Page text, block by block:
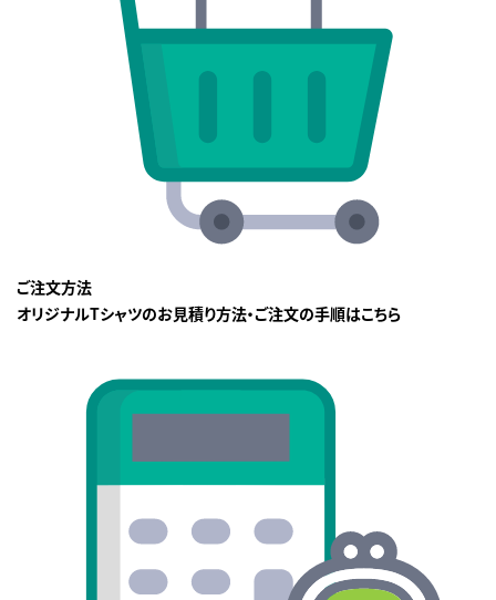
ご注文方法
オリジナルTシャツのお見積り方法・ご注文の手順はこちら